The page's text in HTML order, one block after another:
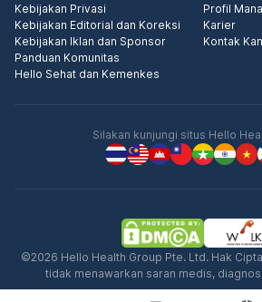
Kebijakan Privasi
Kebijakan Editorial dan Koreksi
Kebijakan Iklan dan Sponsor
Panduan Komunitas
Hello Sehat dan Kemenkes
Profil
Karier
Kontak
Silakan kunjungi situs Hello
©2026 Hello Health Group Pte. Ltd. Hak
tidak menawarkan saran medis,